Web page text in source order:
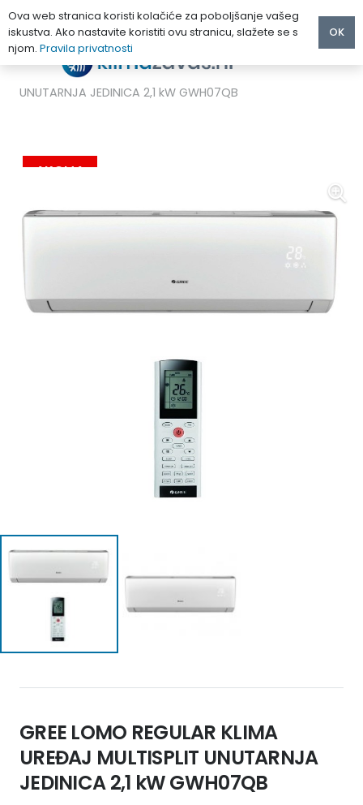
GREE LOMO REGULAR KLIMA UREĐAJ MULTISPLIT
UNUTARNJA JEDINICA 2,1 kW GWH07QB
AKCIJA
GREE LOMO REGULAR KLIMA
UREĐAJ MULTISPLIT UNUTARNJA
JEDINICA 2,1 kW GWH07QB
Ova web stranica koristi kolačiće za poboljšanje vašeg
iskustva. Ako nastavite koristiti ovu stranicu, slažete se s
njom. Pravila privatnosti
OK